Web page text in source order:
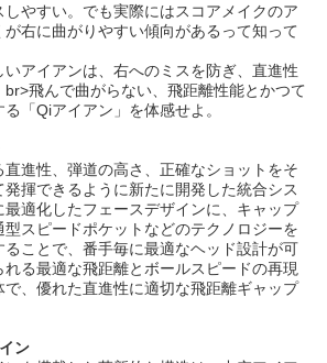
しやすい。でも実際にはスコアメイクのア
右に曲がりやすい傾向があるって知って
アイアンは、右へのミスを防ぎ、直進性
飛んで曲がらない、飛距離性能とかつて
「Qiアイアン」を体感せよ。
進性、弾道の高さ、正確なショットをそ
揮できるように新たに開発した統合シス
適化したフェースデザインに、キャップ
スピードポケットなどのテクノロジーを
ことで、番手毎に最適なヘッド設計が可
る最適な飛距離とボールスピードの再現
、優れた直進性に適切な飛距離ギャップ
ン